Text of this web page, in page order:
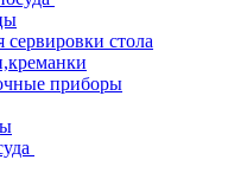
сервировки стола
приборы